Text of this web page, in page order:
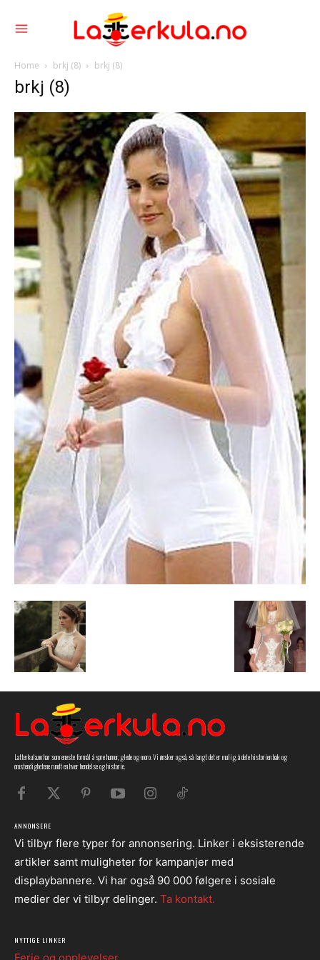
Home brkj (8) brkj (8)
brkj (8)
Latterkula.no har som eneste formål å spre humor, glede og moro. Vi ønsker også, så langt det er mulig, å dele historien bak og
omstendighetene rundt en hver hendelse og historie.
ANNONSERE
Vi tilbyr flere typer for annonsering. Linker i eksisterende
artikler samt muligheter for kampanjer med
displaybannere. Vi har også 90 000 følgere i sosiale
medier der vi tilbyr delinger. Ta kontakt.
NYTTIGE LINKER
Ferie og opplevelser